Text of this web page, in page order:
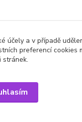
účely a v případě
preferencí cookies
stránek.